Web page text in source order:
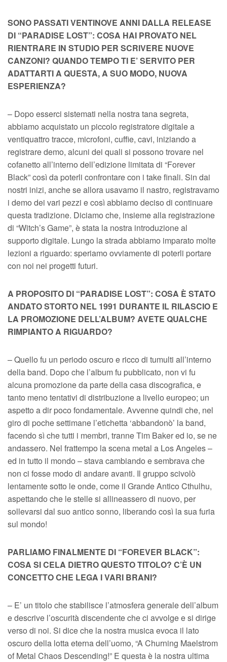
SONO PASSATI VENTINOVE ANNI DALLA RELEASE
DI “PARADISE LOST”: COSA HAI PROVATO NEL
RIENTRARE IN STUDIO PER SCRIVERE NUOVE
CANZONI? QUANDO TEMPO TI E’ SERVITO PER
ADATTARTI A QUESTA, A SUO MODO, NUOVA
ESPERIENZA?
– Dopo esserci sistemati nella nostra tana segreta,
abbiamo acquistato un piccolo registratore digitale a
ventiquattro tracce, microfoni, cuffie, cavi, iniziando a
registrare demo, alcuni dei quali si possono trovare nel
cofanetto all’interno dell’edizione limitata di “Forever
Black” così da poterli confrontare con i take finali. Sin dai
nostri inizi, anche se allora usavamo il nastro, registravamo
i demo dei vari pezzi e così abbiamo deciso di continuare
questa tradizione. Diciamo che, insieme alla registrazione
di “Witch’s Game”, è stata la nostra introduzione al
supporto digitale. Lungo la strada abbiamo imparato molte
lezioni a riguardo: speriamo ovviamente di poterli portare
con noi nei progetti futuri.
A PROPOSITO DI “PARADISE LOST”: COSA È STATO
ANDATO STORTO NEL 1991 DURANTE IL RILASCIO E
LA PROMOZIONE DELL’ALBUM? AVETE QUALCHE
RIMPIANTO A RIGUARDO?
– Quello fu un periodo oscuro e ricco di tumulti all’interno
della band. Dopo che l’album fu pubblicato, non vi fu
alcuna promozione da parte della casa discografica, e
tanto meno tentativi di distribuzione a livello europeo; un
aspetto a dir poco fondamentale. Avvenne quindi che, nel
giro di poche settimane l’etichetta ‘abbandonò’ la band,
facendo sì che tutti i membri, tranne Tim Baker ed io, se ne
andassero. Nel frattempo la scena metal a Los Angeles –
ed in tutto il mondo – stava cambiando e sembrava che
non ci fosse modo di andare avanti. Il gruppo scivolò
lentamente sotto le onde, come il Grande Antico Cthulhu,
aspettando che le stelle si allineassero di nuovo, per
sollevarsi dal suo antico sonno, liberando così la sua furia
sul mondo!
PARLIAMO FINALMENTE DI “FOREVER BLACK”:
COSA SI CELA DIETRO QUESTO TITOLO? C’È UN
CONCETTO CHE LEGA I VARI BRANI?
– E’ un titolo che stabilisce l’atmosfera generale dell’album
e descrive l’oscurità discendente che ci avvolge e si dirige
verso di noi. Si dice che la nostra musica evoca il lato
oscuro della lotta eterna dell’uomo, “A Churning Maelstrom
of Metal Chaos Descending!” E questa è la nostra ultima